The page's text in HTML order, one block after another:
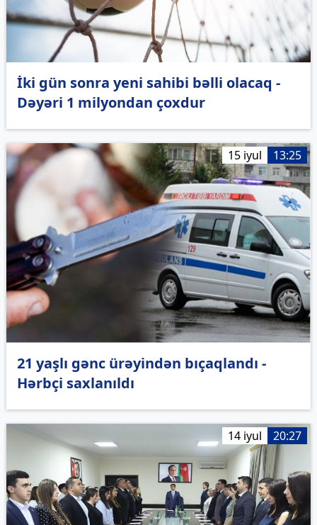
İki gün sonra yeni sahibi bəlli olacaq -
Dəyəri 1 milyondan çoxdur
15 iyul 13:25
21 yaşlı gənc ürəyindən bıçaqlandı -
Hərbçi saxlanıldı
14 iyul 20:27